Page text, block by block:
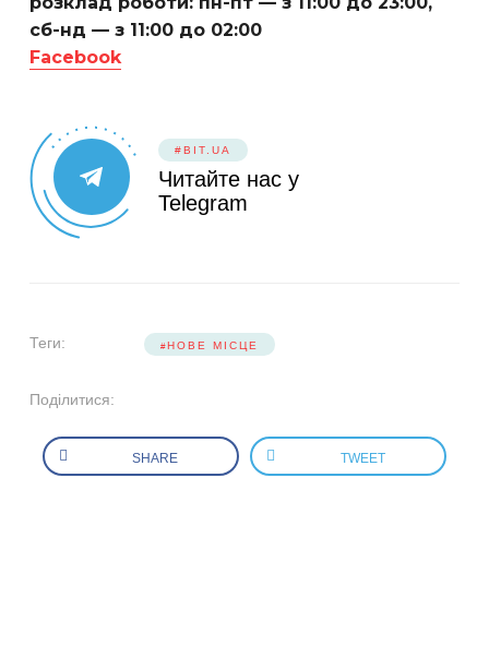
сб-нд — з 11:00 до 02:00
Facebook
#BIT.UA
Читайте нас у
Telegram
Теги: НОВЕ МІСЦЕ
Поділитися:
SHARE TWEET